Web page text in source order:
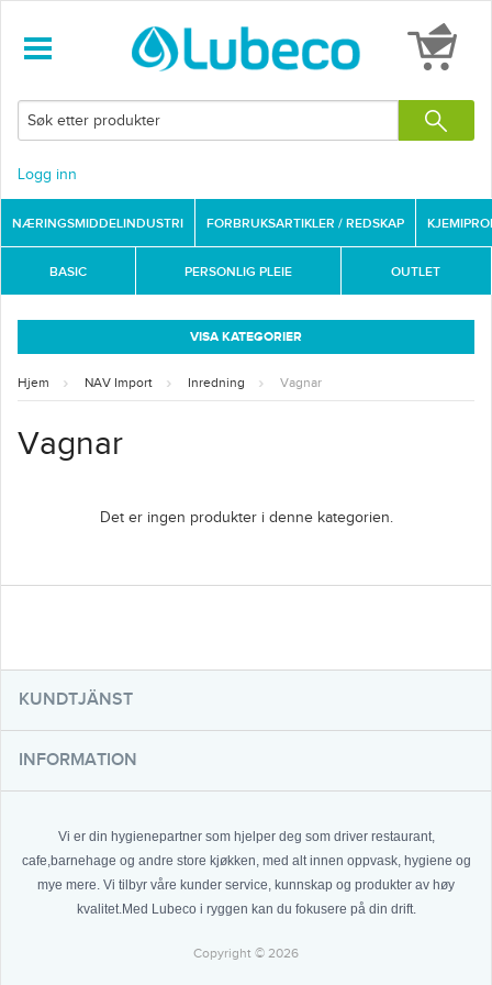
Logg inn
NÆRINGSMIDDELINDUSTRI FORBRUKSARTIKLER / REDSKAP
BASIC PERSONLIG PLEIE OUTLET
VISA KATEGORIER
Hjem NAV Import Inredning Vagnar
Vagnar
Det er ingen produkter i denne kategorien.
KUNDTJÄNST
INFORMATION
Vi er din hygienepartner som hjelper deg som driver restaurant,
cafe,barnehage og andre store kjøkken, med alt innen oppvask, hygiene og
mye mere. Vi tilbyr våre kunder service, kunnskap og produkter av høy
kvalitet.Med Lubeco i ryggen kan du fokusere på din drift.
Copyright © 2026